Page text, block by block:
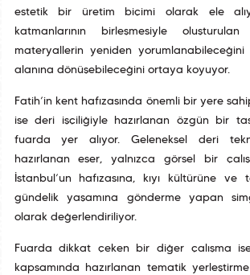
estetik bir üretim biçimi olarak ele
katmanlarının birleşmesiyle
materyallerin yeniden
alanına dönüşebileceğini ortaya koyuyor.
Fatih’in kent hafızasında önemli bir yere
ise deri işçiliğiyle hazırlanan özgün bir
fuarda yer alıyor. Geleneksel deri
hazırlanan eser, yalnızca görsel bir
İstanbul’un hafızasına, kıyı kültürüne ve
gündelik yaşamına gönderme yapan
olarak değerlendiriliyor.
Fuarda dikkat çeken bir diğer çalışma
kapsamında hazırlanan tematik